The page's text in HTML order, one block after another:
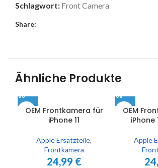
Schlagwort: Front Camera
Share:
Ähnliche Produkte
OEM Frontkamera für
iPhone 11
Apple Ersatzteile,
Frontkamera
24,99 €
OEM
iPhone
Apple